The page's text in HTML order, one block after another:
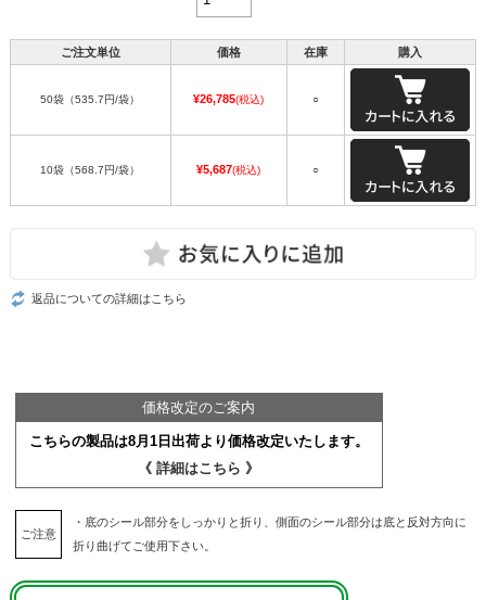
ご注文単位 価格 在庫 購入
50袋（535.7円/袋） ¥26,785(税込) ○
10袋（568.7円/袋） ¥5,687(税込) ○
返品についての詳細はこちら
価格改定のご案内
こちらの製品は8月1日出荷より価格改定いたします。
《 詳細はこちら 》
ご注意
・底のシール部分をしっかりと折り、側面のシール部分は底と反対方向に
折り曲げてご使用下さい。